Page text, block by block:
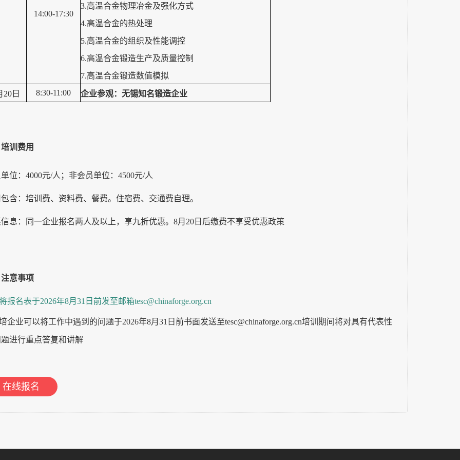
14:00-17:30
3.高温合金物理冶金及强化方式
4.高温合金的热处理
5.高温合金的组织及性能调控
6.高温合金锻造生产及质量控制
7.高温合金锻造数值模拟
20日 8:30-11:00 企业参观：无锡知名锻造企业
培训费用
位：4000元/人；非会员单位：4500元/人
含：培训费、资料费、餐费。住宿费、交通费自理。
息 ： 同一企业报名两人及以上，享九折优惠。8月20日后缴费不享受优惠政策
注意事项
报名表于2026年8月31 日前发至邮箱tesc@chinaforge.org.cn
企业可以将工作中遇到的问题于2026年8月31 日前书面发送至tesc@chinaforge.org.cn培训期间将对具有代表性
进行重点答复和讲解
在线报名